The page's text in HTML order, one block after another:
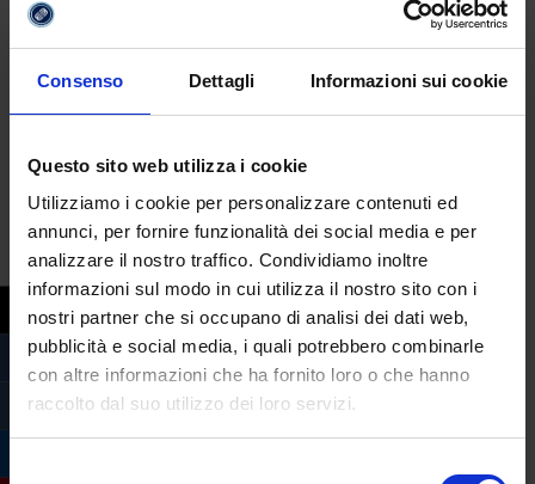
Consenso Dettagli Informazioni sui cookie
Questo sito web utilizza i cookie
Utilizziamo i cookie per personalizzare contenuti ed
annunci, per fornire funzionalità dei social media e per
analizzare il nostro traffico. Condividiamo inoltre
informazioni sul modo in cui utilizza il nostro sito con i
nostri partner che si occupano di analisi dei dati web,
pubblicità e social media, i quali potrebbero combinarle
con altre informazioni che ha fornito loro o che hanno
raccolto dal suo utilizzo dei loro servizi.
questi sistemi e i relativi database
in una
come verranno usati e abusati”.
italiano ha multato Clearview AI
milioni di euro perché ha “messo in attoun
vero e proprio monitoraggio
biometricoanche di persone che si trovano
nel territorio italiano”, cosa che aveva
sempre negato. Le autorità italiane
l’hanno obbligata a “cancellare i dati relativi
a persone che si trovano in Italia” e dovrà
“designare un rappresentante nel territorio